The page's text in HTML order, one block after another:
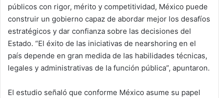
públicos con rigor, mérito y competitividad, México puede
construir un gobierno capaz de abordar mejor los desafíos
estratégicos y dar confianza sobre las decisiones del
Estado. “El éxito de las iniciativas de nearshoring en el
país depende en gran medida de las habilidades técnicas,
legales y administrativas de la función pública”, apuntaron.
El estudio señaló que conforme México asume su papel